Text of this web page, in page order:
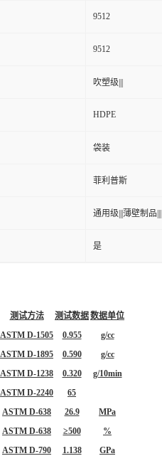
9512
9512
吹塑级|||
HDPE
袋装
菲利普斯
通用级|||薄壁制品|||
是
测试方法 测试数据数据单位
ASTM D-1505 0.955
g/cc
ASTM D-1895 0.590
g/cc
ASTM D-1238 0.320 g/10min
ASTM D-2240
65
ASTM D-638 26.9
MPa
ASTM D-638 ≥500
%
ASTM D-790 1.138
GPa